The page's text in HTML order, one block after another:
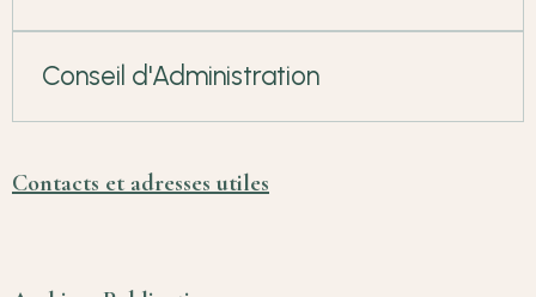
Conseil d'Administration
Contacts et adresses utiles